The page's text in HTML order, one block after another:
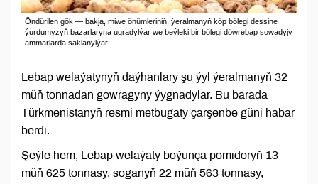
Öndürilen gök — bakja, miwe önümleriniň, ýeralmanyň köp bölegi dessine
ýurdumyzyň bazarlaryna ugradylýar we beýleki bir bölegi döwrebap sowadyjy
ammarlarda saklanylýar.
Lebap welaýatynyň daýhanlary şu ýyl ýeralmanyň 32
müň tonnadan gowragyny ýygnadylar. Bu barada
Türkmenistanyň resmi metbugaty çarşenbe güni habar
berdi.
Şeýle hem, Lebap welaýaty boýunça pomidoryň 13
müň 625 tonnasy, soganyň 22 müň 563 tonnasy,